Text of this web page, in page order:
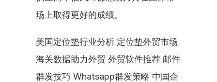
场上取得更好的成绩。
美国定位垫行业分析 定位垫外贸市场
海关数据助力外贸 外贸软件推荐 邮件
群发技巧 Whatsapp群发策略 中国企